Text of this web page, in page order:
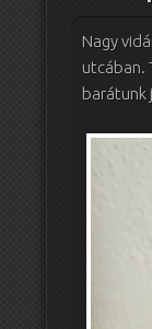
Nagy
utcában.
barátunk